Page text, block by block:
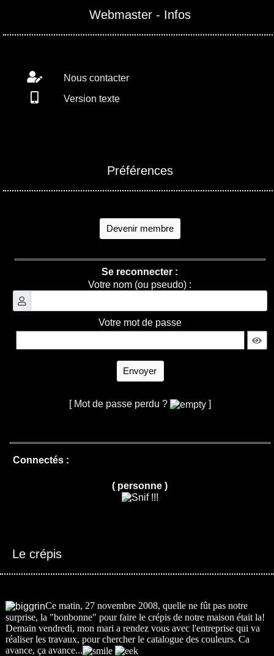
Webmaster - Infos
Nous contacter
Version texte
Préférences
Devenir membre
Se reconnecter :
Votre nom (ou pseudo) :
Votre mot de passe
Envoyer
[ Mot de passe perdu ? ]
Connectés :
( personne )
Le crépis
Ce matin, 27 novembre 2008, quelle ne fût pas notre
surprise, la "bonbonne" pour faire le crépis de notre maison était la!
Demain vendredi, mon mari a rendez vous avec l'entreprise qui va
réaliser les travaux, pour chercher le catalogue des couleurs. Ca
avance, ça avance...